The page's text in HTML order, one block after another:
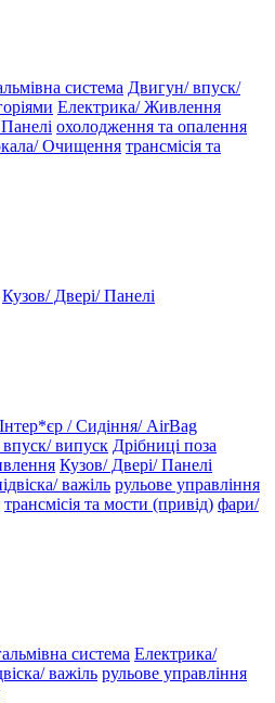
система Двигун/ впуск/
Електрика/ Живлення
охолодження та опалення
Очищення трансмісія та
Кузов/ Двері/ Панелі
Інтер*єр / Сидіння/ AirBag
випуск Дрібниці поза
Кузов/ Двері/ Панелі
важіль рульове управління
трансмісія та мости (привід) фари/
система Електрика/
важіль рульове управління